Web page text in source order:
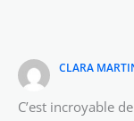
CLARA
C’est incroyable